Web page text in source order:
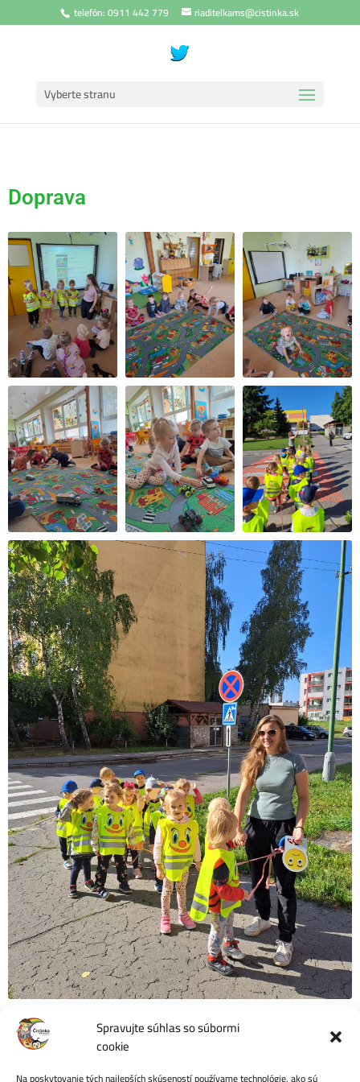
Spravujte súhlas so súbormi
cookie
telefón: 0911 442 779 riaditelkams@cistinka.sk
Vyberte stranu
Doprava